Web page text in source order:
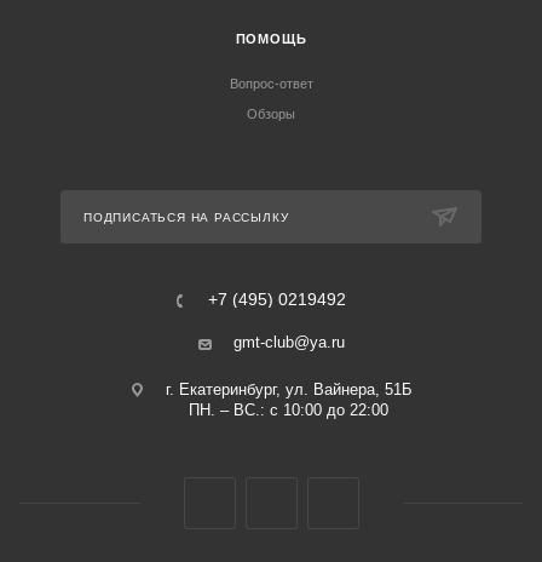
ПОМОЩЬ
Вопрос-ответ
Обзоры
ПОДПИСАТЬСЯ НА РАССЫЛКУ
+7 (495) 0219492
gmt-club@ya.ru
г. Екатеринбург, ул. Вайнера, 51Б
ПН. – ВС.: с 10:00 до 22:00